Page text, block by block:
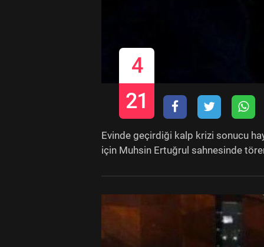
4
21
Evinde geçirdiği kalp krizi sonucu
için Muhsin Ertuğrul sahnesinde